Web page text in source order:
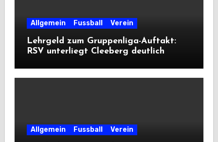
Allgemein Fussball Verein
Lehrgeld zum Gruppenliga-Auftakt:
RSV unterliegt Cleeberg deutlich
Allgemein Fussball Verein